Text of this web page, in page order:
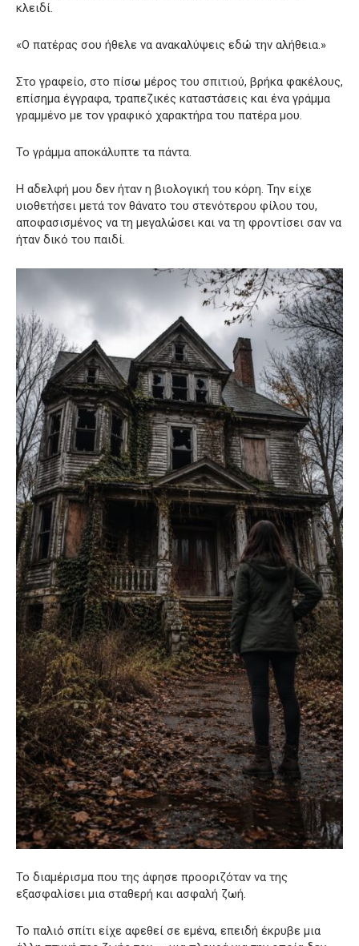
κλειδί.
«Ο πατέρας σου ήθελε να ανακαλύψεις εδώ την αλήθεια.»
Στο γραφείο, στο πίσω μέρος του σπιτιού, βρήκα φακέλους,
επίσημα έγγραφα, τραπεζικές καταστάσεις και ένα γράμμα
γραμμένο με τον γραφικό χαρακτήρα του πατέρα μου.
Το γράμμα αποκάλυπτε τα πάντα.
Η αδελφή μου δεν ήταν η βιολογική του κόρη. Την είχε
υιοθετήσει μετά τον θάνατο του στενότερου φίλου του,
αποφασισμένος να τη μεγαλώσει και να τη φροντίσει σαν να
ήταν δικό του παιδί.
Το διαμέρισμα που της άφησε προοριζόταν να της
εξασφαλίσει μια σταθερή και ασφαλή ζωή.
Το παλιό σπίτι είχε αφεθεί σε εμένα, επειδή έκρυβε μια